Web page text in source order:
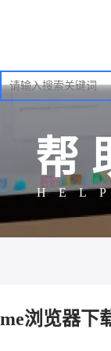
帮
浏览器下